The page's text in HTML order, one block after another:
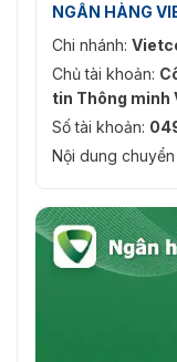
NGÂN HÀNG
Chi nhánh:
Chủ tài khoản:
tin Thông minh
Số tài khoản:
Nội dung